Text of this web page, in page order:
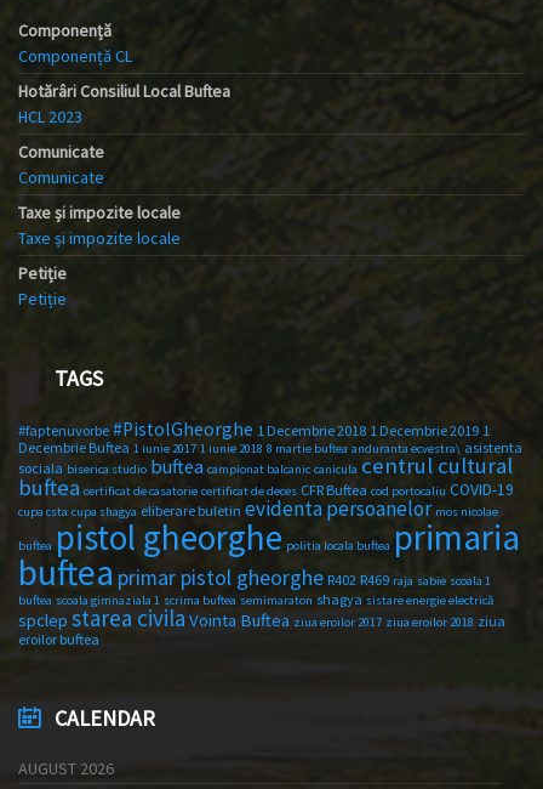
Componență
Componență CL
Hotărâri Consiliul Local Buftea
HCL 2023
Comunicate
Comunicate
Taxe și impozite locale
Taxe și impozite locale
Petiție
Petiție
TAGS
#faptenuvorbe #PistolGheorghe 1 Decembrie 2018 1 Decembrie 2019 1
Decembrie Buftea 1 iunie 2017 1 iunie 2018 8 martie buftea anduranta ecvestra\ asistenta
sociala biserica studio buftea campionat balcanic canicula centrul cultural
buftea certificat de casatorie certificat de deces CFR Buftea cod portocaliu COVID-19
cupa csta cupa shagya eliberare buletin evidenta persoanelor mos nicolae
buftea pistol gheorghe politia locala buftea primaria
buftea primar pistol gheorghe R402 R469 raja sabie scoala 1
buftea scoala gimnaziala 1 scrima buftea semimaraton shagya sistare energie electrică
spclep starea civila Vointa Buftea ziua eroilor 2017 ziua eroilor 2018 ziua
eroilor buftea
CALENDAR
AUGUST 2026